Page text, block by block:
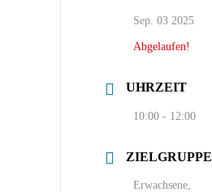
Sep. 03 2025
Abgelaufen!
UHRZEIT
10:00 - 12:00
ZIELGRUPPE
Erwachsene,